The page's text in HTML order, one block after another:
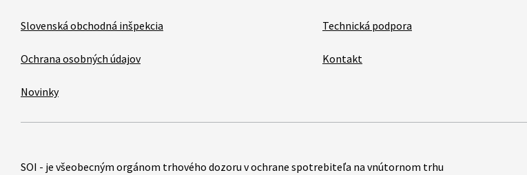
Slovenská obchodná inšpekcia
Ochrana osobných údajov
Novinky
Technická podpora
Kontakt
SOI - je všeobecným orgánom trhového dozoru v ochrane spotrebiteľa na vnútornom trhu